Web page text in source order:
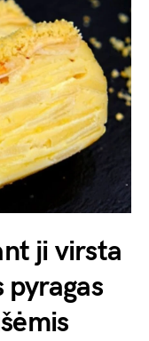
ji virsta